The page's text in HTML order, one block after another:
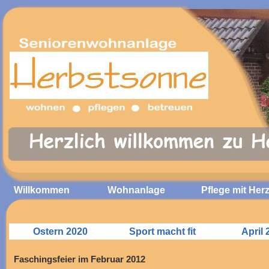
Willkommen Wohnanlage Pflege mit Herz
Ostern 2020 Sport macht fit April
Faschingsfeier im Februar 2012